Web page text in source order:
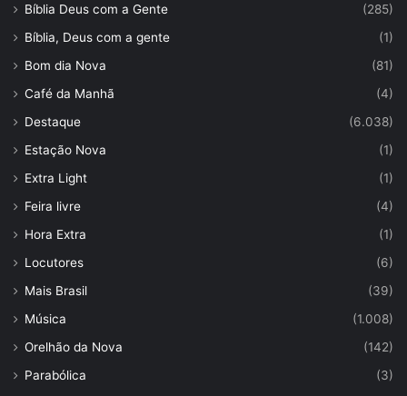
Bíblia Deus com a Gente
(285)
Bíblia, Deus com a gente
(1)
Bom dia Nova
(81)
Café da Manhã
(4)
Destaque
(6.038)
Estação Nova
(1)
Extra Light
(1)
Feira livre
(4)
Hora Extra
(1)
Locutores
(6)
Mais Brasil
(39)
Música
(1.008)
Orelhão da Nova
(142)
Parabólica
(3)